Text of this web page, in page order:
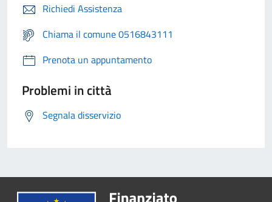
Richiedi Assistenza
Chiama il comune 0516843111
Prenota un appuntamento
Problemi in città
Segnala disservizio